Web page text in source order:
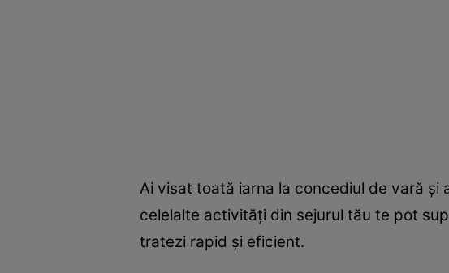
Ai visat toată iarna la concediul de vară şi
celelalte activităţi din sejurul tău te pot
tratezi rapid şi eficient.